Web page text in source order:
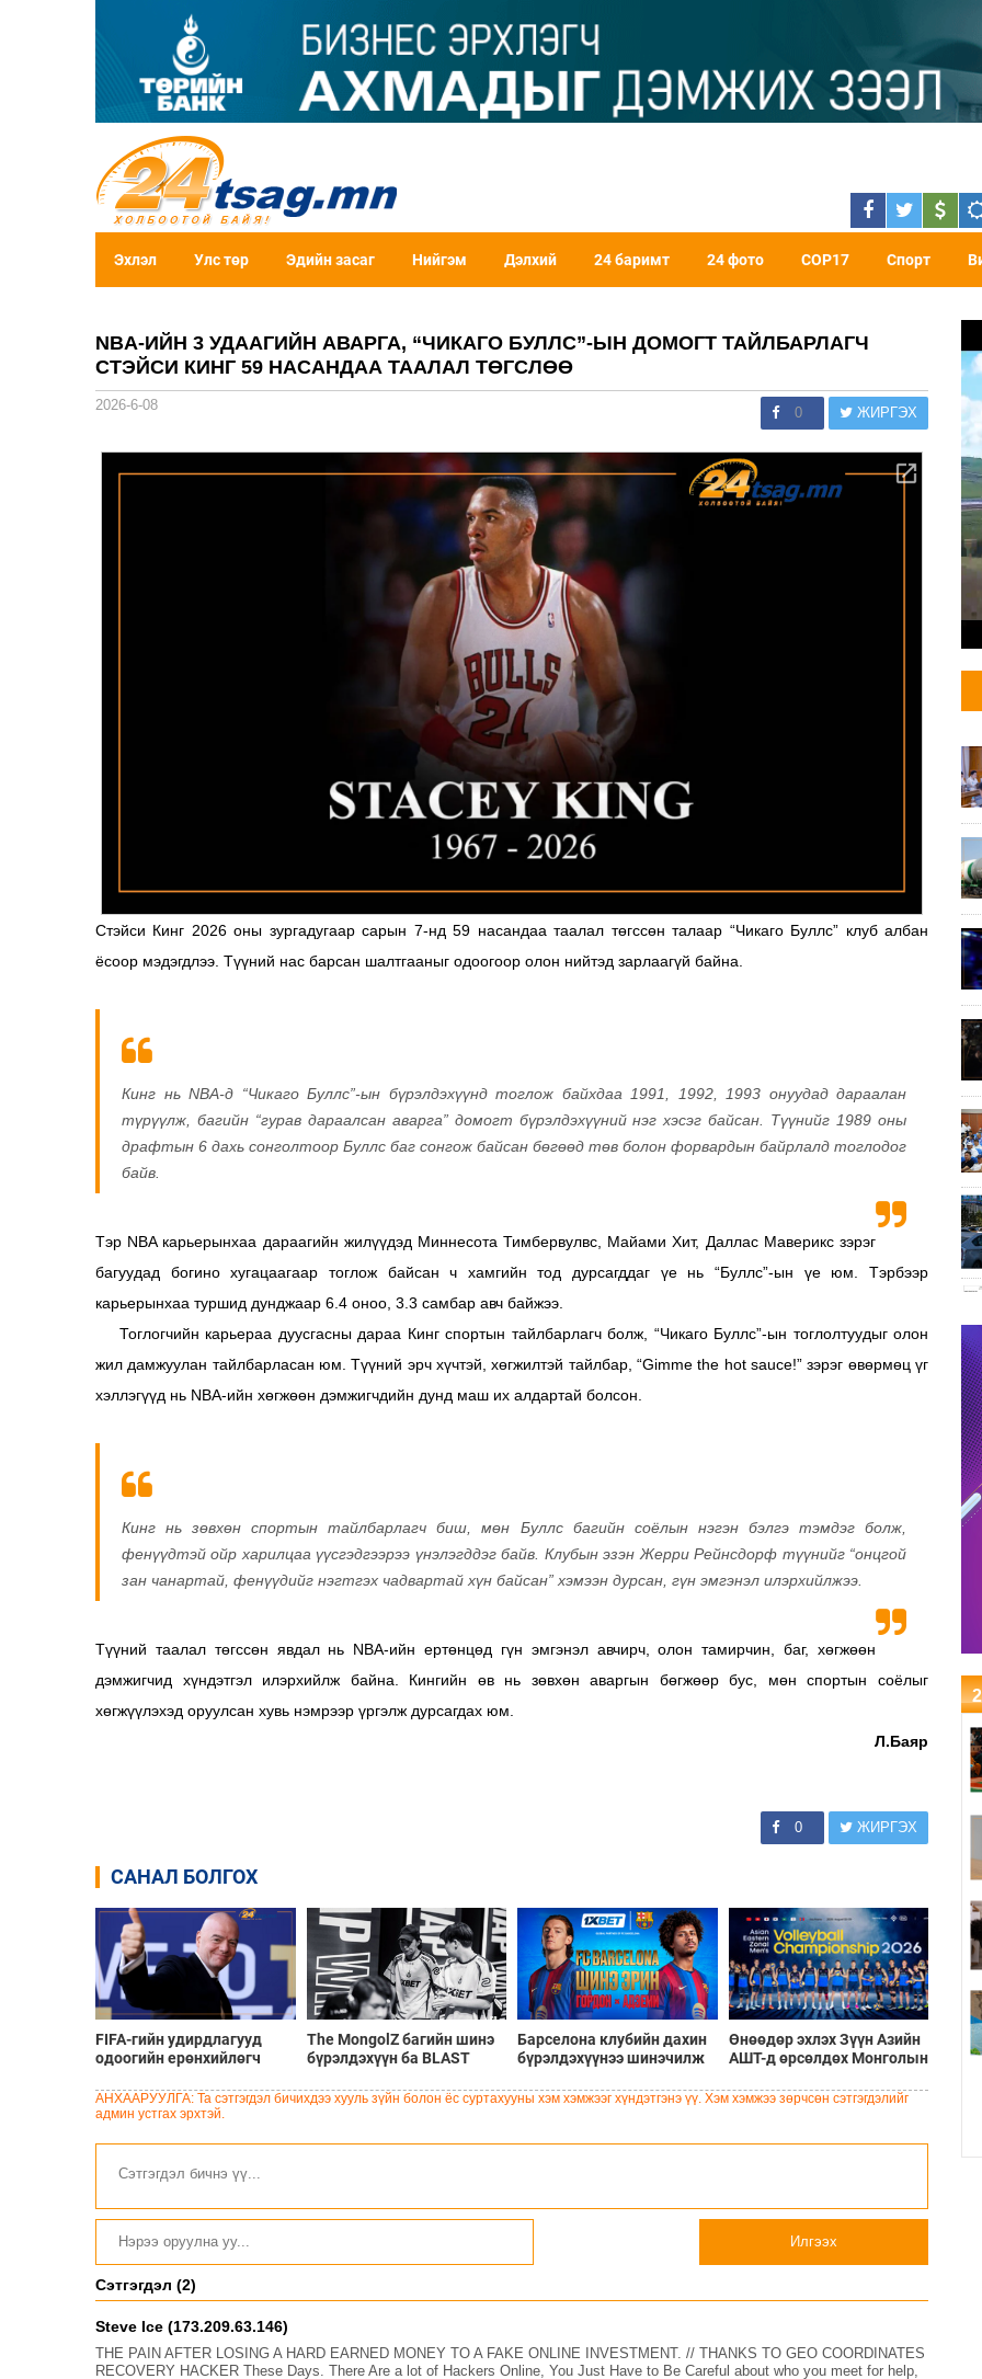
Эхлэл Улс төр Эдийн засаг Нийгэм Дэлхий 24 баримт 24 фото COP17 Спорт
NBA-ИЙН 3 УДААГИЙН АВАРГА, “ЧИКАГО БУЛЛС”-ЫН ДОМОГТ ТАЙЛБАРЛАГЧ
СТЭЙСИ КИНГ 59 НАСАНДАА ТААЛАЛ ТӨГСЛӨӨ
2026-6-08 0 ЖИРГЭХ
Стэйси Кинг 2026 оны зургадугаар сарын 7-нд 59 насандаа таалал төгссөн талаар “Чикаго Буллс” клуб албан
ёсоор мэдэгдлээ. Түүний нас барсан шалтгааныг одоогоор олон нийтэд зарлаагүй байна.
Кинг нь NBA-д “Чикаго Буллс”-ын бүрэлдэхүүнд тоглож байхдаа 1991, 1992, 1993 онуудад дараалан
түрүүлж, багийн “гурав дараалсан аварга” домогт бүрэлдэхүүний нэг хэсэг байсан. Түүнийг 1989 оны
драфтын 6 дахь сонголтоор Буллс баг сонгож байсан бөгөөд төв болон форвардын байрлалд тоглодог
байв.
Тэр NBA карьерынхаа дараагийн жилүүдэд Миннесота Тимбервулвс, Майами Хит, Даллас Маверикс зэрэг
багуудад богино хугацаагаар тоглож байсан ч хамгийн тод дурсагддаг үе нь “Буллс”-ын үе юм. Тэрбээр
карьерынхаа туршид дунджаар 6.4 оноо, 3.3 самбар авч байжээ.
Тоглогчийн карьераа дуусгасны дараа Кинг спортын тайлбарлагч болж, “Чикаго Буллс”-ын тоглолтуудыг олон
жил дамжуулан тайлбарласан юм. Түүний эрч хүчтэй, хөгжилтэй тайлбар, “Gimme the hot sauce!” зэрэг өвөрмөц үг
хэллэгүүд нь NBA-ийн хөгжөөн дэмжигчдийн дунд маш их алдартай болсон.
Кинг нь зөвхөн спортын тайлбарлагч биш, мөн Буллс багийн соёлын нэгэн бэлгэ тэмдэг болж,
фенүүдтэй ойр харилцаа үүсгэдгээрээ үнэлэгддэг байв. Клубын эзэн Жерри Рейнсдорф түүнийг “онцгой
зан чанартай, фенүүдийг нэгтгэх чадвартай хүн байсан” хэмээн дурсан, гүн эмгэнэл илэрхийлжээ.
Түүний таалал төгссөн явдал нь NBA-ийн ертөнцөд гүн эмгэнэл авчирч, олон тамирчин, баг, хөгжөөн
дэмжигчид хүндэтгэл илэрхийлж байна. Кингийн өв нь зөвхөн аваргын бөгжөөр бус, мөн спортын соёлыг
хөгжүүлэхэд оруулсан хувь нэмрээр үргэлж дурсагдах юм.
Л.Баяр
0 ЖИРГЭХ
САНАЛ БОЛГОХ
FIFA-гийн удирдлагууд
одоогийн ерөнхийлөгч
дэмжлэг үзүүлж, огцрох
шаардлагыг няцаав
The MongolZ багийн шинэ
бүрэлдэхүүн ба BLAST
тэмцээний тойм
Барселона клубийн дахин
бүрэлдэхүүнээ шинэчилж
цонх
Өнөөдөр эхлэх Зүүн Азийн
АШТ-д өрсөлдөх Монголын
бүрэлдэхүүн
АНХААРУУЛГА: Та сэтгэгдэл бичихдээ хууль зүйн болон ёс суртахууны хэм хэмжээг хүндэтгэнэ үү. Хэм хэмжээ зөрчсөн сэтгэгдэлийг
админ устгах эрхтэй.
Илгээх
Сэтгэгдэл (2)
Steve Ice (173.209.63.146)
THE PAIN AFTER LOSING A HARD EARNED MONEY TO A FAKE ONLINE INVESTMENT. // THANKS TO GEO COORDINATES
RECOVERY HACKER These Days. There Are a lot of Hackers Online, You Just Have to Be Careful about who you meet for help,